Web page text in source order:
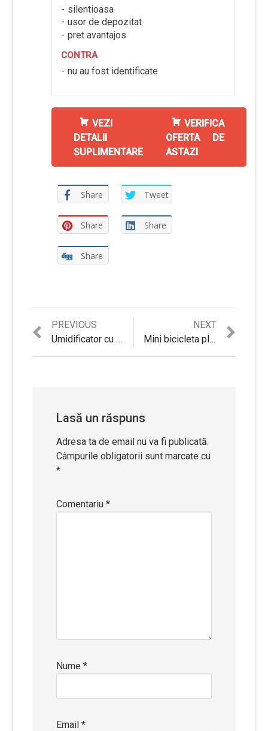
silentioasa
usor de depozitat
pret avantajos
CONTRA
nu au fost identificate
VEZI
DETALII
SUPLIMENTARE
VERIFICA
OFERTA DE
ASTAZI
Share Tweet
Share Share
Share
Navigare
PREVIOUS
Previous
post:
Umidificator cu ultrasunete Beko ATH7120, rezervor 3 l, 250 ml/h, Senzor de umiditate, Ionizare, Afisaj digital
NEXT
post:
Mini bicicleta pliabila Jocca, Gri/Negru
Lasă un răspuns
Adresa ta de email nu va fi publicată.
Câmpurile obligatorii sunt marcate cu
*
Comentariu*
Nume*
Email*